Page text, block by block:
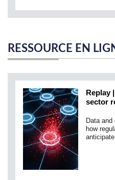
RESSOURCE EN
Replay
sector
Data and
how